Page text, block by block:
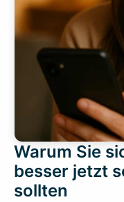
Warum Sie
besser jetzt
sollten